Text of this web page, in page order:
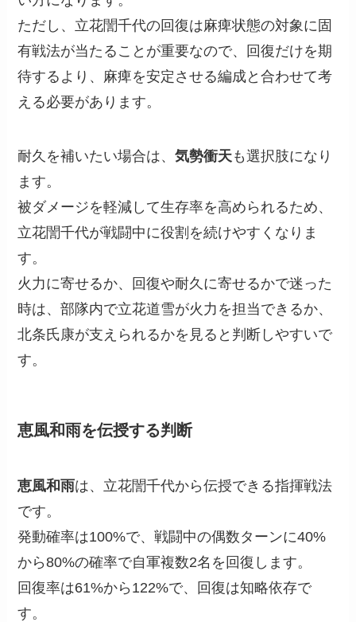
ただし、立花誾千代の回復は麻痺状態の対象に固
有戦法が当たることが重要なので、回復だけを期
待するより、麻痺を安定させる編成と合わせて考
える必要があります。
耐久を補いたい場合は、気勢衝天も選択肢になり
ます。
被ダメージを軽減して生存率を高められるため、
立花誾千代が戦闘中に役割を続けやすくなりま
す。
火力に寄せるか、回復や耐久に寄せるかで迷った
時は、部隊内で立花道雪が火力を担当できるか、
北条氏康が支えられるかを見ると判断しやすいで
す。
恵風和雨を伝授する判断
恵風和雨は、立花誾千代から伝授できる指揮戦法
です。
発動確率は100%で、戦闘中の偶数ターンに40%
から80%の確率で自軍複数2名を回復します。
回復率は61%から122%で、回復は知略依存で
す。